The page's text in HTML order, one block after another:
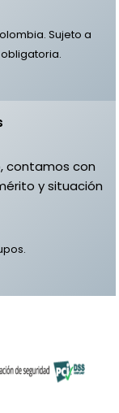
Sujeto a
contamos con
y situación